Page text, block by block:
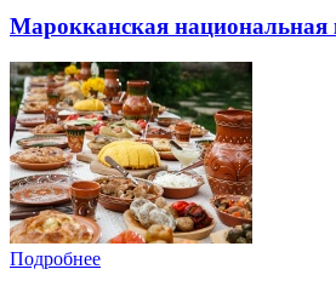
Марокканская национальная
Подробнее